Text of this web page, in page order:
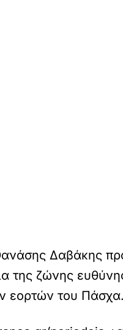
Δαβάκης
της ζώνης
εορτών του Πάσχα.